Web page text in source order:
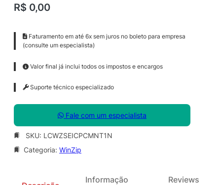
R$ 0,00
Faturamento em até 6x sem juros no boleto para empresa
(consulte um especialista)
Valor final já inclui todos os impostos e encargos
Suporte técnico especializado
Fale com um especialista
SKU: LCWZSEICPCMNT1N
Categoria: WinZip
Informação
Reviews